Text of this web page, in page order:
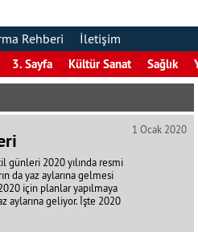
Rehberi İletişim
3. Sayfa Kültür Sanat Sağlık
1 Ocak 2020
günleri 2020 yılında resmi
da yaz aylarına gelmesi
için planlar yapılmaya
aylarına geliyor. İşte 2020